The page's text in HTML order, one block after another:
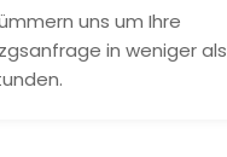
uns um Ihre
in weniger als